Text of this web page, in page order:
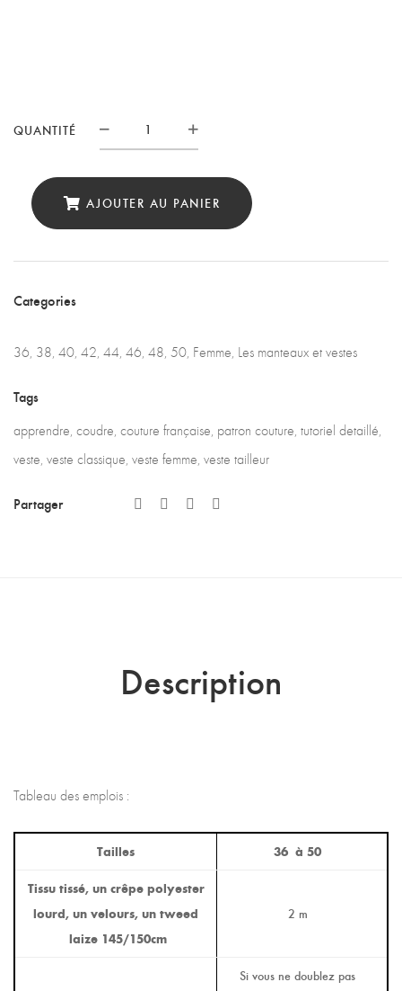
QUANTITÉ Quantité
AJOUTER AU PANIER
Categories
36, 38, 40, 42, 44, 46, 48, 50, Femme, Les manteaux et vestes
Tags
apprendre, coudre, couture française, patron couture, tutoriel detaillé,
veste, veste classique, veste femme, veste tailleur
Partager
Description
Tableau des emplois :
Tailles 36 à 50
Tissu tissé, un crêpe polyester
lourd, un velours, un tweed
laize 145/150cm
2 m
Si vous ne doublez pas